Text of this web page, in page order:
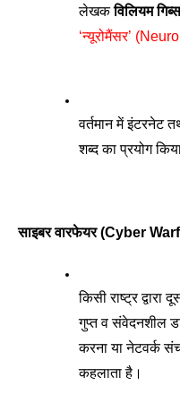
लेखक विलियम
‘न्यूरोमैंसर’
वर्तमान में इंटरनेट
शब्द का प्रयोग
साइबर वारफेयर (Cyber
किसी राष्ट्र
गुप्त व संवेदनशील
करना या नेटवर्क
कहलाता है।